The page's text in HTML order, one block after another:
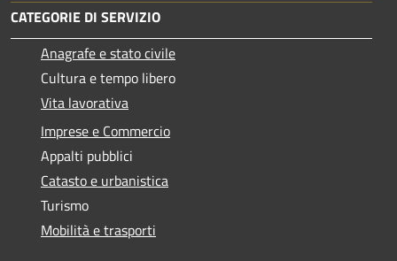
CATEGORIE DI SERVIZIO
Anagrafe e stato civile
Cultura e tempo libero
Vita lavorativa
Imprese e Commercio
Appalti pubblici
Catasto e urbanistica
Turismo
Mobilità e trasporti